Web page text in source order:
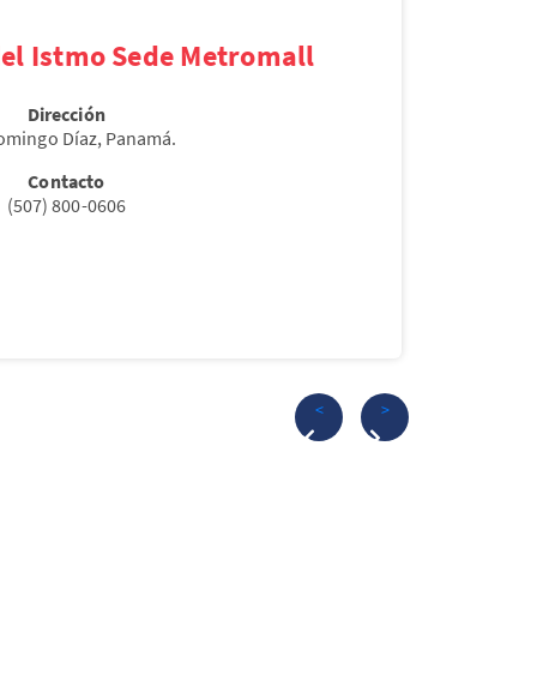
Istmo Sede Metromall
Dirección
Díaz, Panamá.
Contacto
(507) 800-0606
< >